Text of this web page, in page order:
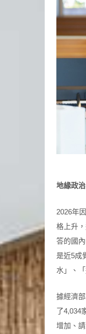
地緣政
2026年
格上升
答的國
是近5成
水」、
據經濟
了4,034
增加、